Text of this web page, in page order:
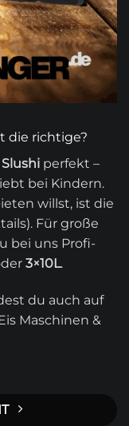
die richtige?
perfekt –
bei Kindern.
willst, ist die
Für große
bei uns Profi-
3×10L.
du auch auf
Maschinen &